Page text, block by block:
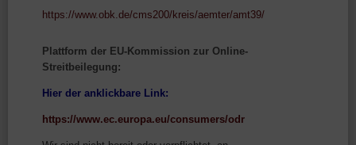
https://www.obk.de/cms200/kreis/aemter/amt39/
Plattform der EU-Kommission zur Online-
Streitbeilegung:
Hier der anklickbare Link:
https://www.ec.europa.eu/consumers/odr